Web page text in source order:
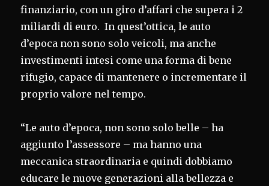
finanziario, con un giro d’affari che supera i 2
miliardi di euro. In quest’ottica, le auto
d’epoca non sono solo veicoli, ma anche
investimenti intesi come una forma di bene
rifugio, capace di mantenere o incrementare il
proprio valore nel tempo.
“Le auto d’epoca, non sono solo belle – ha
aggiunto l’assessore – ma hanno una
meccanica straordinaria e quindi dobbiamo
educare le nuove generazioni alla bellezza e